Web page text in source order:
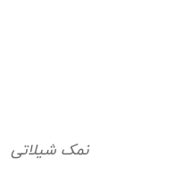
نمک شیلاتی